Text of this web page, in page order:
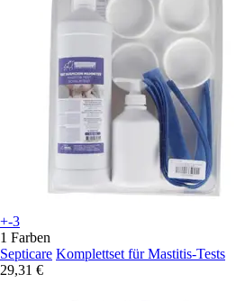
+-3
1 Farben
Septicare Komplettset für Mastitis-Tests
29,31 €